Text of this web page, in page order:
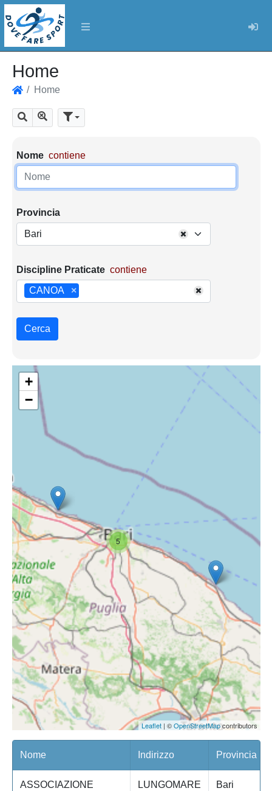
Home
Home
Cerca Mostra tutti i risultati
Parametri di ricerca
Nome contiene
Provincia
Bari
Discipline Praticate contiene
×
CANOA
Cerca
5
+
−
Leaflet| ©OpenStreetMapcontributors
Nome Indirizzo Provincia
ASSOCIAZIONE
LUNGOMARE
Bari